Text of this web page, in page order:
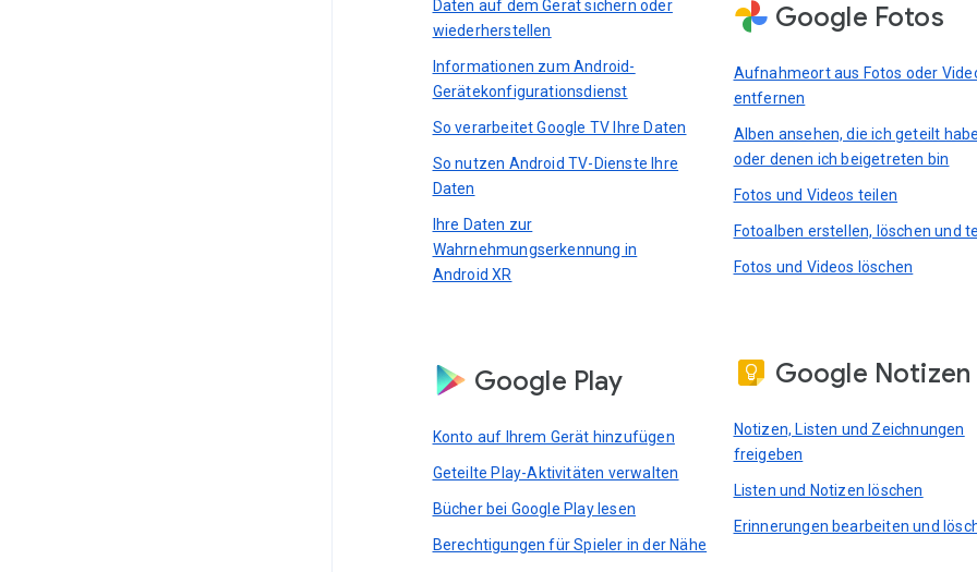
Daten auf dem Gerät sichern oder
wiederherstellen
Informationen zum Android-
Gerätekonfigurationsdienst
So verarbeitet Google TV Ihre Daten
So nutzen Android TV-Dienste Ihre
Daten
Ihre Daten zur
Wahrnehmungserkennung in
Android XR
Google Play
Konto auf Ihrem Gerät hinzufügen
Geteilte Play-Aktivitäten verwalten
Bücher bei Google Play lesen
Berechtigungen für Spieler in der Nähe
Google Fotos
Aufnahmeort aus Fotos oder
entfernen
Alben ansehen, die ich geteilt habe
oder denen ich beigetreten bin
Fotos und Videos teilen
Fotoalben erstellen, löschen und
Fotos und Videos löschen
Google Notizen
Notizen, Listen und Zeichnungen
freigeben
Listen und Notizen löschen
Erinnerungen bearbeiten und